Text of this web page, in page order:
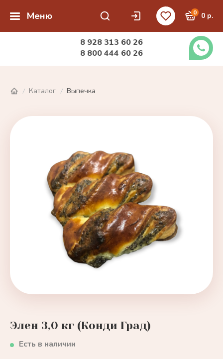
Меню 0 0 р.
8 928 313 60 26
8 800 444 60 26
/ Каталог / Выпечка
Элен 3,0 кг (Конди Град)
Есть в наличии